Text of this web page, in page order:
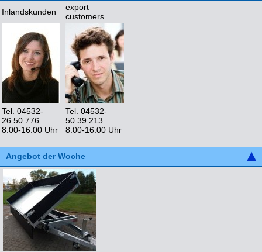
Inlandskunden
export
customers
Tel. 04532-
26 50 776
8:00-16:00 Uhr
Tel. 04532-
50 39 213
8:00-16:00 Uhr
Angebot der Woche